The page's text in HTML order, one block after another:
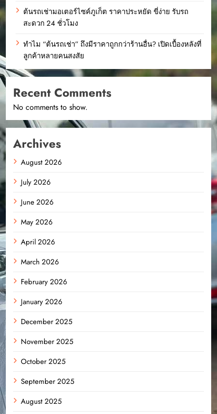
ต้นรถเช่ามอเตอร์ไซค์ภูเก็ต ราคาประหยัด ขี่ง่าย รับรถ
สะดวก 24 ชั่วโมง
ทำไม “ต้นรถเช่า” ถึงมีราคาถูกกว่าร้านอื่น? เปิดเบื้องหลังที่
ลูกค้าหลายคนสงสัย
Recent Comments
No comments to show.
Archives
August 2026
July 2026
June 2026
May 2026
April 2026
March 2026
February 2026
January 2026
December 2025
November 2025
October 2025
September 2025
August 2025